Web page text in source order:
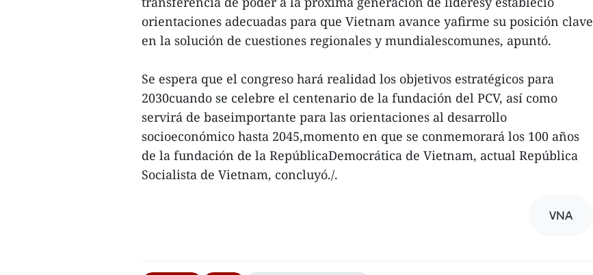
orientaciones adecuadas para que Vietnam avance yafirme su posición clave
en la solución de cuestiones regionales y mundialescomunes, apuntó.
Se espera que el congreso hará realidad los objetivos estratégicos para
2030cuando se celebre el centenario de la fundación del PCV, así como
servirá de baseimportante para las orientaciones al desarrollo
socioeconómico hasta 2045,momento en que se conmemorará los 100 años
de la fundación de la RepúblicaDemocrática de Vietnam, actual República
Socialista de Vietnam, concluyó./.
VNA